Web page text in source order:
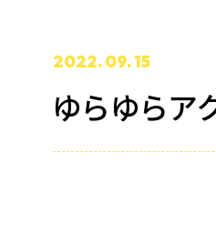
2022. 09. 15
ゆらゆらア